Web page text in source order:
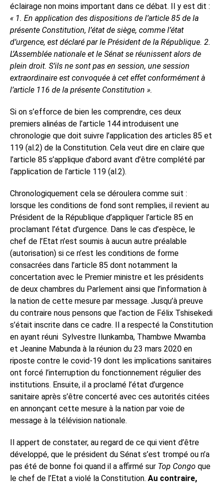
éclairage non moins important dans ce débat. Il y est dit :
« 1. En application des dispositions de l’article 85 de la
présente Constitution, l’état de siège, comme l’état
d’urgence, est déclaré par le Président de la République. 2.
L’Assemblée nationale et le Sénat se réunissent alors de
plein droit. S’ils ne sont pas en session, une session
extraordinaire est convoquée à cet effet conformément à
l’article 116 de la présente Constitution ».
Si on s’efforce de bien les comprendre, ces deux
premiers alinéas de l’article 144 introduisent une
chronologie que doit suivre l’application des articles 85 et
119 (al.2) de la Constitution. Cela veut dire en claire que
l’article 85 s’applique d’abord avant d’être complété par
l’application de l’article 119 (al.2).
Chronologiquement cela se déroulera comme suit :
lorsque les conditions de fond sont remplies, il revient au
Président de la République d’appliquer l’article 85 en
proclamant l’état d’urgence. Dans le cas d’espèce, le
chef de l’Etat n’est soumis à aucun autre préalable
(autorisation) si ce n’est les conditions de forme
consacrées dans l’article 85 dont notamment la
concertation avec le Premier ministre et les présidents
de deux chambres du Parlement ainsi que l’information à
la nation de cette mesure par message. Jusqu’à preuve
du contraire nous pensons que l’action de Félix Tshisekedi
s’était inscrite dans ce cadre. Il a respecté la Constitution
en ayant réuni Sylvestre Ilunkamba, Thambwe Mwamba
et Jeanine Mabunda à la réunion du 23 mars 2020 en
riposte contre le covid-19 dont les implications sanitaires
ont forcé l’interruption du fonctionnement régulier des
institutions. Ensuite, il a proclamé l’état d’urgence
sanitaire après s’être concerté avec ces autorités citées
en annonçant cette mesure à la nation par voie de
message à la télévision nationale.
Il appert de constater, au regard de ce qui vient d’être
développé, que le président du Sénat s’est trompé ou n’a
pas été de bonne foi quand il a affirmé sur Top Congo que
le chef de l’Etat a violé la Constitution. Au contraire,